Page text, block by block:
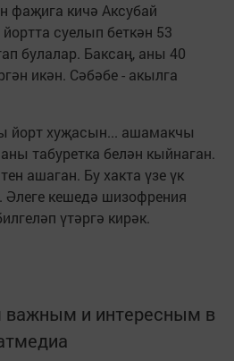
фаҗига кичә Аксубай
суелып беткән 53
булалар. Баксаң, аны 40
икән. Сәбәбе - акылга
йорт хуҗасын... ашамакчы
табуретка белән кыйнаган.
ашаган. Бу хакта үзе үк
Әлеге кешедә шизофрения
үтәргә кирәк.
и интересным в